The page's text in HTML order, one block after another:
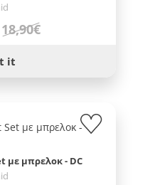
18,90€
it
με μπρελοκ - DC